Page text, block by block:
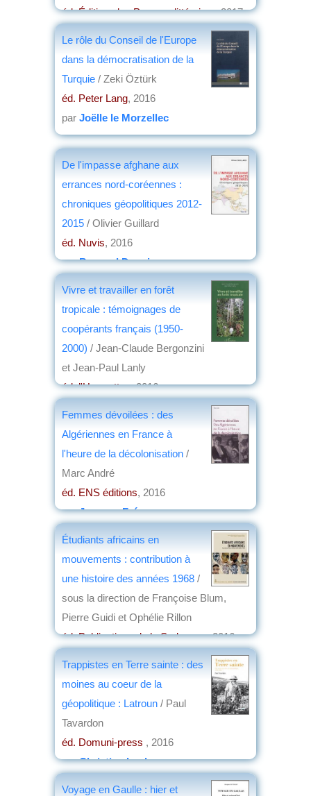
éd. Éditions les Presses littéraires, 2017
Le rôle du Conseil de l'Europe
dans la démocratisation de la
Turquie / Zeki Öztürk
éd. Peter Lang, 2016
par Joëlle le Morzellec
De l'impasse afghane aux
errances nord-coréennes :
chroniques géopolitiques 2012-
2015 / Olivier Guillard
éd. Nuvis, 2016
parBernard Dupaigne
Vivre et travailler en forêt
tropicale : témoignages de
coopérants français (1950-
2000) / Jean-Claude Bergonzini
et Jean-Paul Lanly
éd. l'Harmattan, 2016
Femmes dévoilées : des
Algériennes en France à
l'heure de la décolonisation /
Marc André
éd. ENS éditions, 2016
parJacques Frémeaux
Étudiants africains en
mouvements : contribution à
une histoire des années 1968 /
sous la direction de Françoise Blum,
Pierre Guidi et Ophélie Rillon
éd. Publications de la Sorbonne, 2016
Trappistes en Terre sainte : des
moines au coeur de la
géopolitique : Latroun / Paul
Tavardon
éd. Domuni-press , 2016
parChristian Lochon
Voyage en Gaulle : hier et